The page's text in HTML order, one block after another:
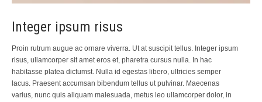
Integer ipsum risus
Proin rutrum augue ac ornare viverra. Ut at suscipit tellus. Integer ipsum
risus, ullamcorper sit amet eros et, pharetra cursus nulla. In hac
habitasse platea dictumst. Nulla id egestas libero, ultricies semper
lacus. Praesent accumsan bibendum tellus ut pulvinar. Maecenas
varius, nunc quis aliquam malesuada, metus leo ullamcorper dolor, in